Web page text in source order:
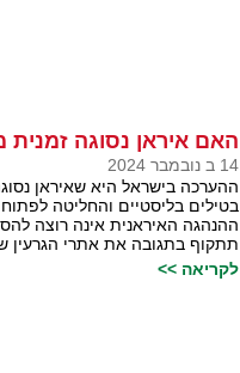
האם איראן נסוגה
14 ב נובמבר 2024
ההערכה בישראל היא שאיראן
בטילים בליסטיים והחליטה
ההנהגה האיראנית אינה רוצה
תתקוף בתגובה את אתרי הגרעין
לקריאה >>